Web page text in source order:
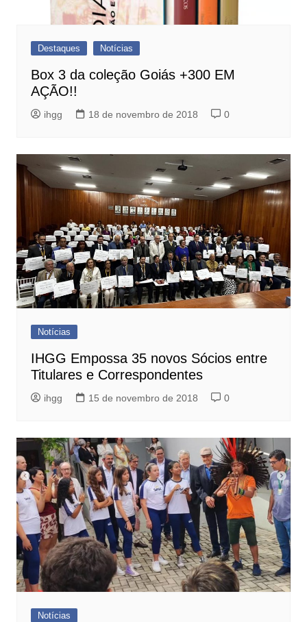
Destaques Notícias
Box 3 da coleção Goiás +300 EM
AÇÃO!!
ihgg 18 de novembro de 2018 0
Notícias
IHGG Empossa 35 novos Sócios entre
Titulares e Correspondentes
ihgg 15 de novembro de 2018 0
Notícias